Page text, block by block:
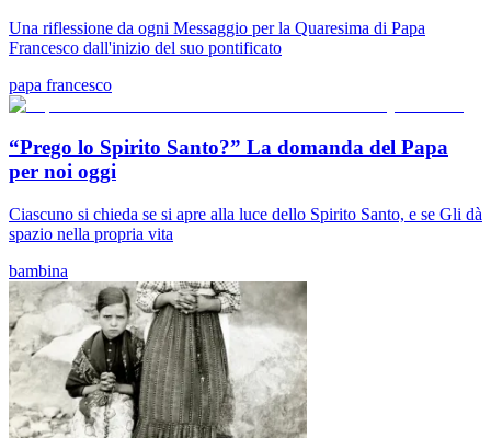
Una riflessione da ogni Messaggio per la Quaresima di Papa
Francesco dall'inizio del suo pontificato
papa francesco
“Prego lo Spirito Santo?” La domanda del Papa
per noi oggi
Ciascuno si chieda se si apre alla luce dello Spirito Santo, e se Gli dà
spazio nella propria vita
bambina